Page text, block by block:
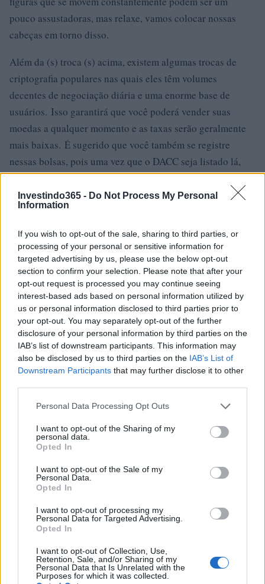
Investindo365 - Do Not Process My Personal
Information
If you wish to opt-out of the sale, sharing to third parties, or
processing of your personal or sensitive information for
targeted advertising by us, please use the below opt-out
section to confirm your selection. Please note that after your
opt-out request is processed you may continue seeing
interest-based ads based on personal information utilized by
us or personal information disclosed to third parties prior to
your opt-out. You may separately opt-out of the further
disclosure of your personal information by third parties on the
IAB’s list of downstream participants. This information may
also be disclosed by us to third parties on the IAB’s List of
Downstream Participants that may further disclose it to other
Please note that this website/app uses one or more Google
not limited to your visit or usage behaviour. You may click to
grant or deny consent to Google and its third-party tags to
use your data for below specified purposes in below Google
consent section.
Personal Data Processing Opt Outs
I want to opt-out of the Sharing of my
personal data.
Opted In
I want to opt-out of the Sale of my
Personal Data.
Opted In
I want to opt-out of processing my
Personal Data for Targeted Advertising.
Opted In
I want to opt-out of Collection, Use,
Retention, Sale, and/or Sharing of my
Personal Data that Is Unrelated with the
Purposes for which it was collected.
pouco assustadoras, mas relaxe, vamos colocar nossas
cabeças em torno disso.
Além da (s) troca (s) acima, existem algumas trocas de
criptografia populares nas quais eles têm volumes
decentes de negociação diária e uma enorme base de
usuários. Isso garantirá que você poderá vender suas
moedas a qualquer momento e as taxas serão geralmente
mais baixas. É sugerido que você também se registre
nessas bolsas, pois uma vez que o DACC seja listado lá,
atrairá uma grande quantidade de volumes de negociação
dos usuários de lá, o que significa que você terá grandes
oportunidades de negociação!
Binance
Binance é uma bolsa de criptomoeda popular que foi
iniciada na China, mas depois mudou sua sede para a Ilha
de Malta, amigável à criptografia, na UE. Binance é
popular por seus serviços de troca de criptografia para
criptografia. Binance explodiu em cena na mania de 2017
e desde então se tornou a maior troca de criptografia do
mundo.
Gate.io
Gate.io é uma bolsa de criptomoeda americana que foi
lançada em 2017. A troca está disponível em inglês e
chinês (o último sendo muito útil para investidores
ampla seleção de pares de negociação. Você pode
encontrar a maioria das novas altcoins aqui. Gate.io
também demonstra um volume de negociação
impressionante. Quase todos os dias, é uma das 20
negociação. O volume de negociação é de aprox. US $
100 milhões por dia. Os 10 principais pares de negociação